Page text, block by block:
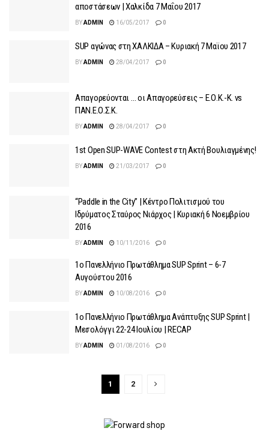
αποστάσεων | Χαλκίδα 7 Μαΐου 2017
BYADMIN 16/05/2017 0
SUP αγώνας στη ΧΑΛΚΙΔΑ – Κυριακή 7 Μαϊου 2017
BYADMIN 28/04/2017 0
Απαγορεύονται … οι Απαγορεύσεις – Ε.Ο.Κ.-Κ. vs
ΠΑΝ.Ε.Ο.Σ.Κ.
BYADMIN 28/04/2017 0
1st Open SUP-WAVE Contest στη Ακτή Βουλιαγμένης!
BYADMIN 21/03/2017 0
“Paddle in the City” | Κέντρο Πολιτισμού του
Ιδρύματος Σταύρος Νιάρχος | Κυριακή 6 Νοεμβρίου
2016
BYADMIN 10/11/2016 0
1o Πανελλήνιο Πρωτάθλημα SUP Sprint – 6-7
Αυγούστου 2016
BYADMIN 10/08/2016 0
1o Πανελλήνιο Πρωτάθλημα Ανάπτυξης SUP Sprint |
Μεσολόγγι 22-24 Ιουλίου | RECAP
BYADMIN 01/08/2016 0
1 2